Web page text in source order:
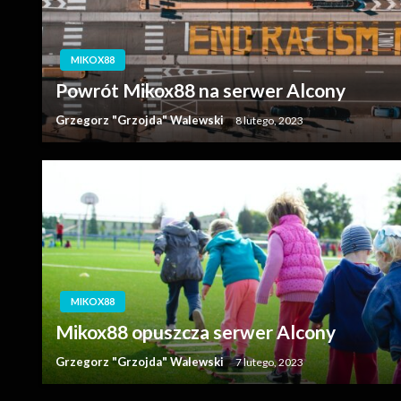
MIKOX88
Powrót Mikox88 na serwer Alcony
Grzegorz "Grzojda" Walewski 8 lutego, 2023
MIKOX88
Mikox88 opuszcza serwer Alcony
Grzegorz "Grzojda" Walewski 7 lutego, 2023